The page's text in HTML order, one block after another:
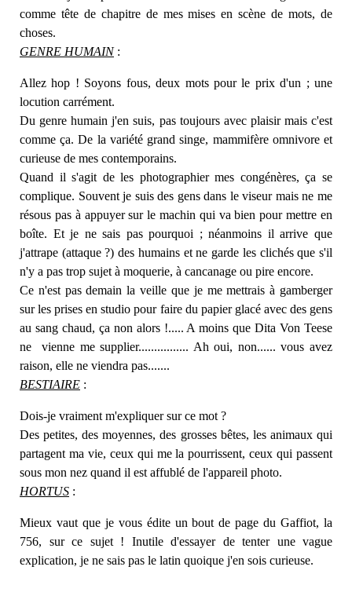
comme tête de chapitre de mes mises en scène de mots, de
choses.
GENRE HUMAIN:
Allez hop ! Soyons fous, deux mots pour le prix d'un ; une
locution carrément.
Du genre humain j'en suis, pas toujours avec plaisir mais c'est
comme ça. De la variété grand singe, mammifère omnivore et
curieuse de mes contemporains.
Quand il s'agit de les photographier mes congénères, ça se
complique. Souvent je suis des gens dans le viseur mais ne me
résous pas à appuyer sur le machin qui va bien pour mettre en
boîte. Et je ne sais pas pourquoi ; néanmoins il arrive que
j'attrape (attaque ?) des humains et ne garde les clichés que s'il
n'y a pas trop sujet à moquerie, à cancanage ou pire encore.
Ce n'est pas demain la veille que je me mettrais à gamberger
sur les prises en studio pour faire du papier glacé avec des gens
au sang chaud, ça non alors !..... A moins que Dita Von Teese
ne vienne me supplier................ Ah oui, non...... vous avez
raison, elle ne viendra pas.......
BESTIAIRE :
Dois-je vraiment m'expliquer sur ce mot ?
Des petites, des moyennes, des grosses bêtes, les animaux qui
partagent ma vie, ceux qui me la pourrissent, ceux qui passent
sous mon nez quand il est affublé de l'appareil photo.
HORTUS :
Mieux vaut que je vous édite un bout de page du Gaffiot, la
756, sur ce sujet ! Inutile d'essayer de tenter une vague
explication, je ne sais pas le latin quoique j'en sois curieuse.